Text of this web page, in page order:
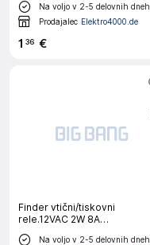
Na voljo v 2-5 delovnih dneh
Prodajalec Elektro4000.de
1 36 €
Finder vtični/tiskovni
rele.12VAC 2W 8A
40.52.8.012.0000
Na voljo v 2-5 delovnih dneh